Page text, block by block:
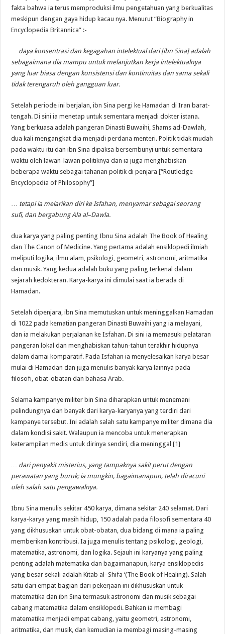
fakta bahwa ia terus memproduksi ilmu pengetahuan yang berkualitas
meskipun dengan gaya hidup kacau nya. Menurut “Biography in
Encyclopedia Britannica” :-
daya konsentrasi dan kegagahan intelektual dari [ibn Sina] adalah
sebagaimana dia mampu untuk melanjutkan kerja intelektualnya
yang luar biasa dengan konsistensi dan kontinuitas dan sama sekali
tidak terengaruh oleh gangguan luar.
Setelah periode ini berjalan, ibn Sina pergi ke Hamadan di Iran barat-
tengah.Di sini ia menetap untuk sementara menjadi dokter istana.
Yang berkuasa adalah pangeranDinasti Buwaihi ,Shams ad-Dawlah,
dua kali mengangkat diamenjadi perdana menteri.Politik tidak mudah
pada waktu itu dan ibn Sina dipaksa bersembunyi untuk sementara
waktu oleh lawan-lawan politiknya dan ia juga menghabiskan
beberapa waktu sebagai tahanan politik di penjara [“Routledge
Encyclopedia of Philosophy”]
tetapi ia melarikan diri ke Isfahan, menyamar sebagai seorang
sufi, dan bergabung Ala al–Dawla.
dua karya yang paling penting Ibnu Sina adalah The Book of Healing
dan The Canon of Medicine. Yang pertama adalah ensiklopedi ilmiah
meliputi logika ,ilmu alam ,psikologi geometri astronomi aritmatika
dan musik.Yang kedua adalah buku yang paling terkenal dalam
sejarah kedokteran.Karya-karya ini dimulai saat ia berada di
Hamadan.
Setelah dipenjara ibn Sina memutuskan untuk meninggalkan Hamadan
di 1022 pada kematian pangeran Dinasti Buwaihi yang ia melayani
dan ia melakukan perjalanan ke Isfahan. Di sini ia memasuki pelataran
pangeran lokal dan menghabiskan tahun-tahun terakhir hidupnya
dalam damai komparatif.Pada Isfahan ia menyelesaikan karya besar
mulai di Hamadan dan juga menulis banyak karya lainnya pada
filosofi ,obat-obatan dan bahasa Arab.
Selama kampanye militer bin Sina diharapkan untuk menemani
pelindungnya dan banyak dari karya-karyanya yang terdiri dari
kampanye tersebut.Ini adalah salah satu kampanyemiliter dimana dia
dalam kondisi sakit.Walaupun ia mencoba untuk menerapkan
keterampilan medis untuk dirinya sendiri , dia meninggal [1]
… dari penyakit misterius, yang tampaknya sakit perutdengan
perawatan yang buruk; ia mungkin, bagaimanapun, telah diracuni
oleh salah satupengawalnya.
Ibnu Sina menulis sekitar 450 karya ,dimana sekitar 240 selamat.Dari
karya-karya yang masih hidup 150 adalah pada filosofi sementara 40
yang dikhususkan untuk obat-obatan, dua bidang di mana ia paling
memberikan kontribusi.Ia juga menulis tentang psikologi geologi
matematika astronomi ,dan logika. Sejauh ini karyanya yang paling
penting adalahmatematika dan bagaimanapun, karya ensiklopedis
yang besar sekali adalahKitab al –Shifa‘(TheBook of Healing).Salah
satu dari empat bagian dari pekerjaan ini dikhususkan untuk
matematika dan ibnSina termasuk astronomi dan musik sebagai
cabang matematika dalam ensiklopedi. Bahkan ia membagi
matematika menjadi empat cabang, yaitu geometri astronomi
aritmatika ,dan musik , dan kemudian ia membagi masing-masing